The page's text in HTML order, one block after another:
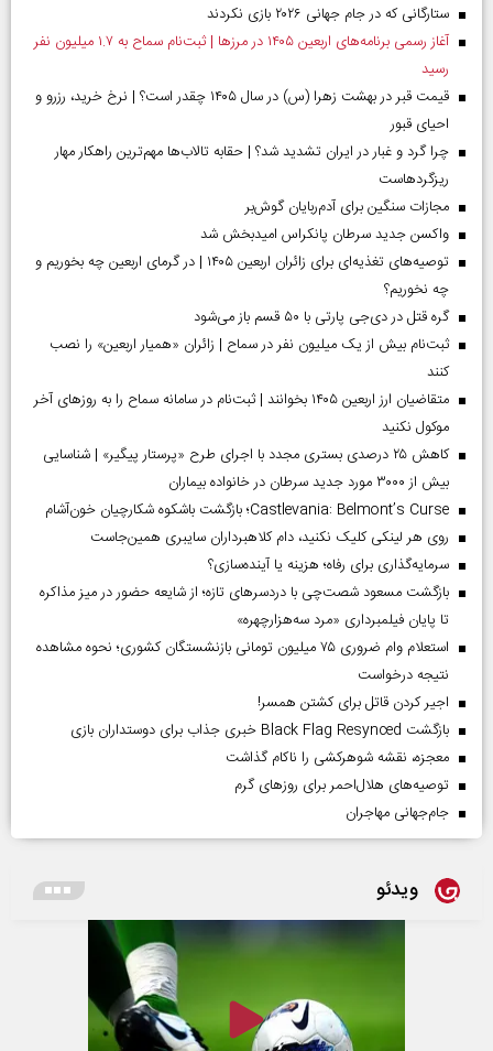
ستارگانی که در جام جهانی ۲۰۲۶ بازی نکردند
آغاز رسمی برنامه‌های اربعین ۱۴۰۵ در مرز‌ها | ثبت‌نام سماح به ۱.۷ میلیون نفر
رسید
قیمت قبر در بهشت زهرا (س) در سال ۱۴۰۵ چقدر است؟ | نرخ خرید، رزرو و
احیای قبور
چرا گرد و غبار در ایران تشدید شد؟ | حقابه تالاب‌ها مهم‌ترین راهکار مهار
ریزگردهاست
مجازات سنگین برای آدم‌ربایان گوش‌بر
واکسن جدید سرطان پانکراس امیدبخش شد
توصیه‌های تغذیه‌ای برای زائران اربعین ۱۴۰۵ | در گرمای اربعین چه بخوریم و
چه نخوریم؟
گره قتل در دی‌جی پارتی با ۵۰ قسم باز می‌شود
ثبت‌نام بیش از یک میلیون نفر در سماح | زائران «همیار اربعین» را نصب
کنند
متقاضیان ارز اربعین ۱۴۰۵ بخوانند | ثبت‌نام در سامانه سماح را به روز‌های آخر
موکول نکنید
کاهش ۲۵ درصدی بستری مجدد با اجرای طرح «پرستار پیگیر» | شناسایی
بیش از ۳۰۰۰ مورد جدید سرطان در خانواده بیماران
Castlevania: Belmont’s Curse؛ بازگشت باشکوه شکارچیان خون‌آشام
روی هر لینکی کلیک نکنید، دام کلاهبرداران سایبری همین‌جاست
سرمایه‌گذاری برای رفاه؛ هزینه یا آینده‌سازی؟
بازگشت مسعود شصت‌چی با دردسر‌های تازه؛ از شایعه حضور در میز مذاکره
تا پایان فیلمبرداری «مرد سه‌هزارچهره»
استعلام وام ضروری ۷۵ میلیون تومانی بازنشستگان کشوری؛ نحوه مشاهده
نتیجه درخواست
اجیر کردن قاتل برای کشتن همسر!
بازگشت Black Flag Resynced خبری جذاب برای دوستداران بازی
معجزه، نقشه شوهرکشی را ناکام گذاشت
توصیه‌های هلال‌احمر برای روز‌های گرم
جام‌جهانی مهاجران
ویدئو